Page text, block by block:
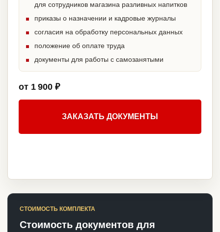
для сотрудников магазина разливных напитков
приказы о назначении и кадровые журналы
согласия на обработку персональных данных
положение об оплате труда
документы для работы с самозанятыми
от 1 900 ₽
ЗАКАЗАТЬ ДОКУМЕНТЫ
СТОИМОСТЬ КОМПЛЕКТА
Стоимость документов для